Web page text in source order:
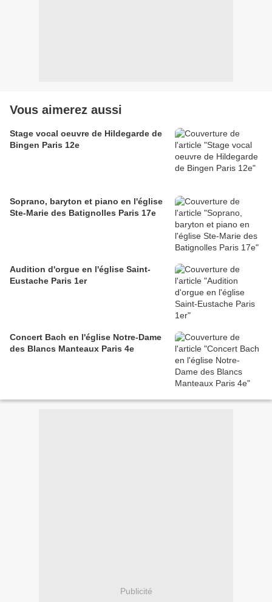
Vous aimerez aussi
Stage vocal oeuvre de Hildegarde de
Bingen Paris 12e
Soprano, baryton et piano en l'église
Ste-Marie des Batignolles Paris 17e
Audition d'orgue en l'église Saint-
Eustache Paris 1er
Concert Bach en l'église Notre-Dame
des Blancs Manteaux Paris 4e
Publicité